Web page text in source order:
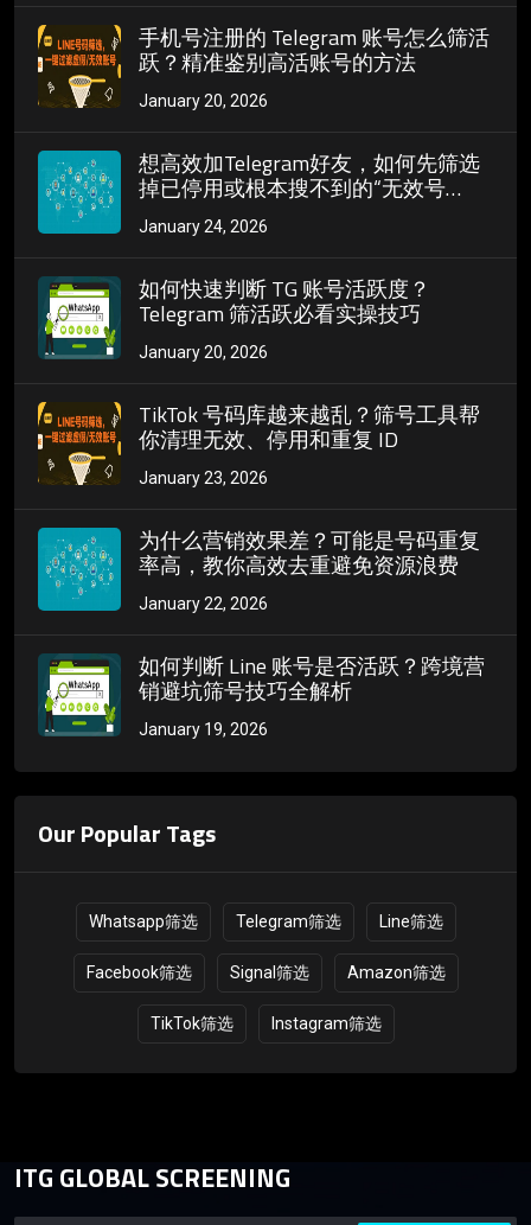
手机号注册的 Telegram 账号怎么筛活
跃？精准鉴别高活账号的方法
January 20, 2026
想高效加Telegram好友，如何先筛选
掉已停用或根本搜不到的“无效号
码”？
January 24, 2026
如何快速判断 TG 账号活跃度？
Telegram 筛活跃必看实操技巧
January 20, 2026
TikTok 号码库越来越乱？筛号工具帮
你清理无效、停用和重复 ID
January 23, 2026
为什么营销效果差？可能是号码重复
率高，教你高效去重避免资源浪费
January 22, 2026
如何判断 Line 账号是否活跃？跨境营
销避坑筛号技巧全解析
January 19, 2026
Our Popular Tags
Whatsapp筛选 Telegram筛选 Line筛选
Facebook筛选 Signal筛选 Amazon筛选
TikTok筛选 Instagram筛选
ITG GLOBAL SCREENING